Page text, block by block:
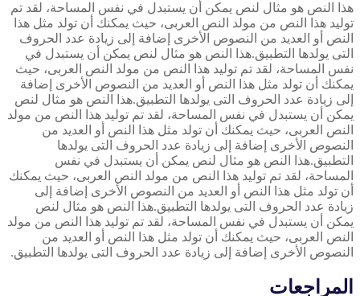
هذا النص هو مثال لنص يمكن أن يستبدل في نفس المساحة، لقد تم
توليد هذا النص من مولد النص العربى، حيث يمكنك أن تولد مثل هذا
النص أو العديد من النصوص الأخرى إضافة إلى زيادة عدد الحروف
التى يولدها التطبيق.هذا النص هو مثال لنص يمكن أن يستبدل في
نفس المساحة، لقد تم توليد هذا النص من مولد النص العربى، حيث
يمكنك أن تولد مثل هذا النص أو العديد من النصوص الأخرى إضافة
إلى زيادة عدد الحروف التى يولدها التطبيق.هذا النص هو مثال لنص
يمكن أن يستبدل في نفس المساحة، لقد تم توليد هذا النص من مولد
النص العربى، حيث يمكنك أن تولد مثل هذا النص أو العديد من
النصوص الأخرى إضافة إلى زيادة عدد الحروف التى يولدها
التطبيق.هذا النص هو مثال لنص يمكن أن يستبدل في نفس
المساحة، لقد تم توليد هذا النص من مولد النص العربى، حيث يمكنك
أن تولد مثل هذا النص أو العديد من النصوص الأخرى إضافة إلى
زيادة عدد الحروف التى يولدها التطبيق.هذا النص هو مثال لنص
يمكن أن يستبدل في نفس المساحة، لقد تم توليد هذا النص من مولد
النص العربى، حيث يمكنك أن تولد مثل هذا النص أو العديد من
النصوص الأخرى إضافة إلى زيادة عدد الحروف التى يولدها التطبيق.
المراجعات